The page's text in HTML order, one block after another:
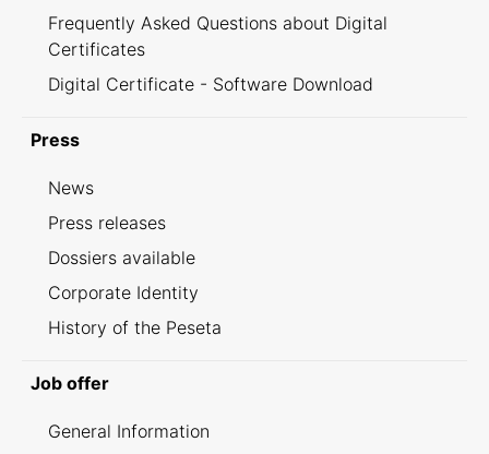
Frequently Asked Questions about Digital
Certificates
Digital Certificate - Software Download
Press
News
Press releases
Dossiers available
Corporate Identity
History of the Peseta
Job offer
General Information